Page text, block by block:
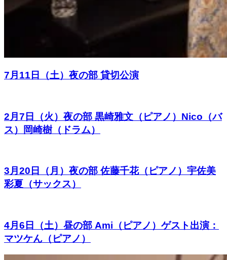
7月11日（土）夜の部 貸切公演
2月7日（火）夜の部 黒崎雅文（ピアノ）Nico（バ
ス）岡崎樹（ドラム）
3月20日（月）夜の部 佐藤千花（ピアノ）宇佐美
彩夏（サックス）
4月6日（土）昼の部 Ami（ピアノ）ゲスト出演：
マツケん（ピアノ）